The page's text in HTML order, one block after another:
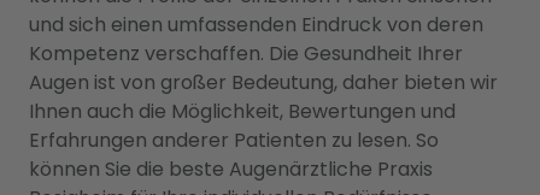
und sich einen umfassenden Eindruck von deren
Kompetenz verschaffen. Die Gesundheit Ihrer
Augen ist von großer Bedeutung, daher bieten wir
Ihnen auch die Möglichkeit, Bewertungen und
Erfahrungen anderer Patienten zu lesen. So
können Sie die beste Augenärztliche Praxis